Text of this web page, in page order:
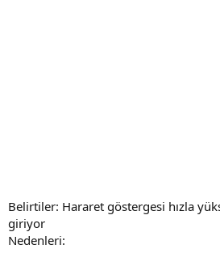
Belirtiler: Hararet göstergesi hızla
giriyor
Nedenleri: